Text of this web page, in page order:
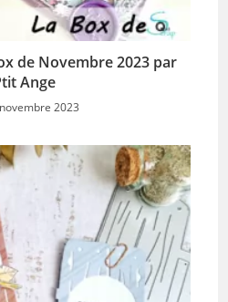
de Novembre 2023 par
Ange
2023